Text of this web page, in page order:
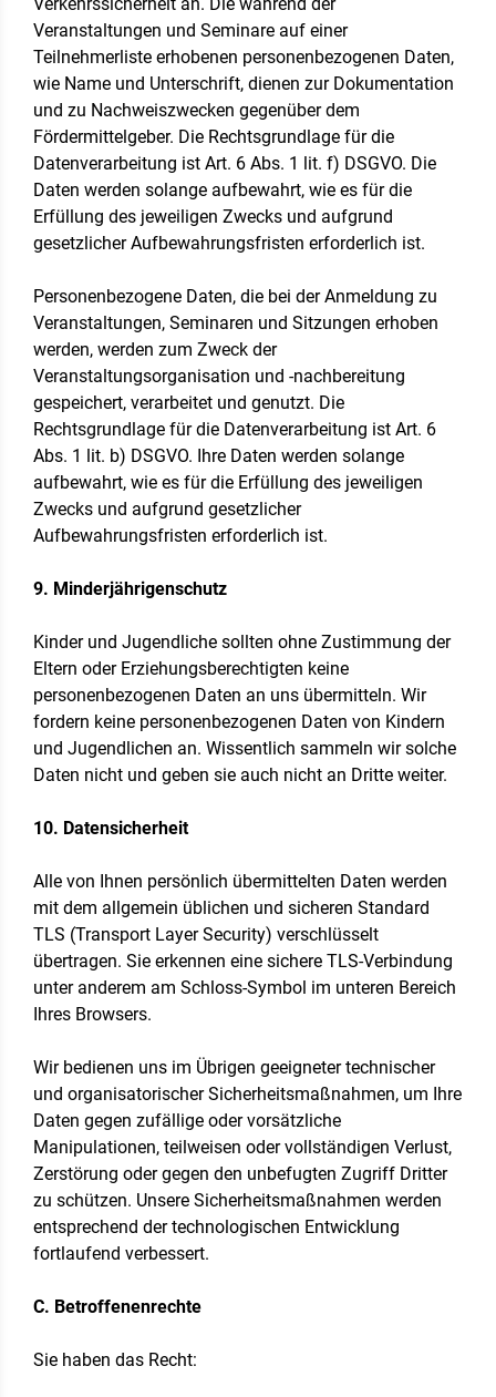
Veranstaltungen und Seminare auf einer
Teilnehmerliste erhobenen personenbezogenen Daten,
wie Name und Unterschrift, dienen zur Dokumentation
und zu Nachweiszwecken gegenüber dem
Fördermittelgeber. Die Rechtsgrundlage für die
Datenverarbeitung ist Art. 6 Abs. 1 lit. f) DSGVO. Die
Daten werden solange aufbewahrt, wie es für die
Erfüllung des jeweiligen Zwecks und aufgrund
gesetzlicher Aufbewahrungsfristen erforderlich ist.
Personenbezogene Daten, die bei der Anmeldung zu
Veranstaltungen, Seminaren und Sitzungen erhoben
werden, werden zum Zweck der
Veranstaltungsorganisation und -nachbereitung
gespeichert, verarbeitet und genutzt. Die
Rechtsgrundlage für die Datenverarbeitung ist Art. 6
Abs. 1 lit. b) DSGVO. Ihre Daten werden solange
aufbewahrt, wie es für die Erfüllung des jeweiligen
Zwecks und aufgrund gesetzlicher
Aufbewahrungsfristen erforderlich ist.
9. Minderjährigenschutz
Kinder und Jugendliche sollten ohne Zustimmung der
Eltern oder Erziehungsberechtigten keine
personenbezogenen Daten an uns übermitteln. Wir
fordern keine personenbezogenen Daten von Kindern
und Jugendlichen an. Wissentlich sammeln wir solche
Daten nicht und geben sie auch nicht an Dritte weiter.
10. Datensicherheit
Alle von Ihnen persönlich übermittelten Daten werden
mit dem allgemein üblichen und sicheren Standard
TLS (Transport Layer Security) verschlüsselt
übertragen. Sie erkennen eine sichere TLS-Verbindung
unter anderem am Schloss-Symbol im unteren Bereich
Ihres Browsers.
Wir bedienen uns im Übrigen geeigneter technischer
und organisatorischer Sicherheitsmaßnahmen, um Ihre
Daten gegen zufällige oder vorsätzliche
Manipulationen, teilweisen oder vollständigen Verlust,
Zerstörung oder gegen den unbefugten Zugriff Dritter
zu schützen. Unsere Sicherheitsmaßnahmen werden
entsprechend der technologischen Entwicklung
fortlaufend verbessert.
C. Betroffenenrechte
Sie haben das Recht: